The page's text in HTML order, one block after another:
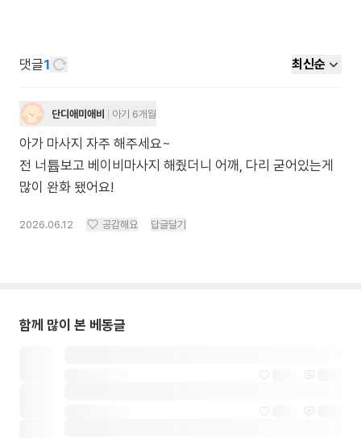
댓글1 최신순
단디애미애비 아기 6개월
아가 마사지 자주 해주세요~
전 너튭보고 베이비마사지 해줬더니 어깨, 다리 굳어있는게
많이 완화 됐어요!
2026.06.12 공감해요 답글달기
함께 많이 본 베동글